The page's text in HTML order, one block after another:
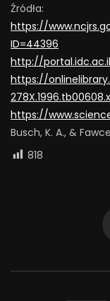
Źródła:
https://
ID=44396
http://
https://
278X.1996.tb00608.x
https://
Busch, K. A., &
818